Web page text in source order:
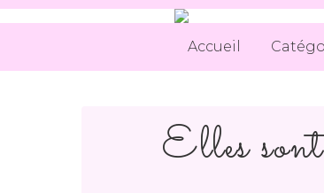
Accueil
Elles